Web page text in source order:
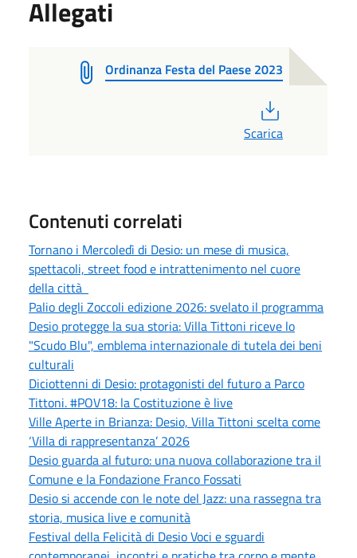
Allegati
Ordinanza Festa del Paese 2023
Scarica
Contenuti correlati
Tornano i Mercoledì di Desio: un mese di musica,
spettacoli, street food e intrattenimento nel cuore
della città
Palio degli Zoccoli edizione 2026: svelato il programma
Desio protegge la sua storia: Villa Tittoni riceve lo
"Scudo Blu", emblema internazionale di tutela dei beni
culturali
Diciottenni di Desio: protagonisti del futuro a Parco
Tittoni. #POV18: la Costituzione è live
Ville Aperte in Brianza: Desio, Villa Tittoni scelta come
‘Villa di rappresentanza’ 2026
Desio guarda al futuro: una nuova collaborazione tra il
Comune e la Fondazione Franco Fossati
Desio si accende con le note del Jazz: una rassegna tra
storia, musica live e comunità
Festival della Felicità di Desio Voci e sguardi